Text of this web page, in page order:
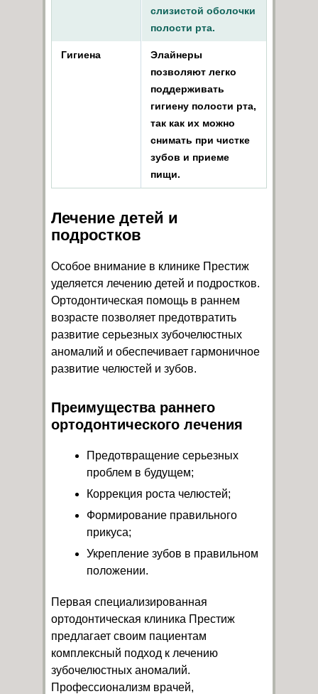
слизистой оболочки
полости рта.
Гигиена
Элайнеры
позволяют легко
поддерживать
гигиену полости рта,
так как их можно
снимать при чистке
зубов и приеме
пищи.
Лечение детей и
подростков
Особое внимание в клинике Престиж
уделяется лечению детей и подростков.
Ортодонтическая помощь в раннем
возрасте позволяет предотвратить
развитие серьезных зубочелюстных
аномалий и обеспечивает гармоничное
развитие челюстей и зубов.
Преимущества раннего
ортодонтического лечения
Предотвращение серьезных
проблем в будущем;
Коррекция роста челюстей;
Формирование правильного
прикуса;
Укрепление зубов в правильном
положении.
Первая специализированная
ортодонтическая клиника Престиж
предлагает своим пациентам
комплексный подход к лечению
зубочелюстных аномалий.
Профессионализм врачей,